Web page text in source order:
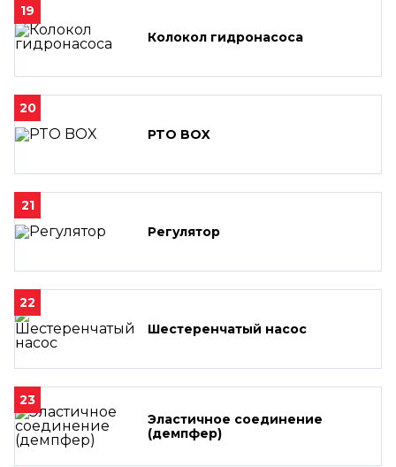
19
Колокол гидронасоса
20
PTO BOX
21
Регулятор
22
Шестеренчатый насос
23
Эластичное соединение
(демпфер)